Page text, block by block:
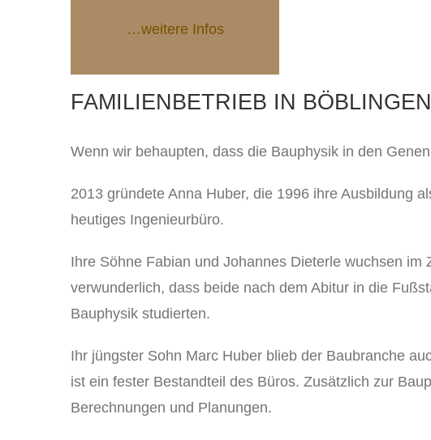
…weitere Infos
FAMILIENBETRIEB IN BÖBLINGEN
Wenn wir behaupten, dass die Bauphysik in den
2013 gründete Anna Huber, die 1996 ihre Ausbildung
heutiges Ingenieurbüro.
Ihre Söhne Fabian und Johannes Dieterle wuchsen
verwunderlich, dass beide nach dem Abitur in die
Bauphysik studierten.
Ihr jüngster Sohn Marc Huber blieb der Baubranche
ist ein fester Bestandteil des Büros. Zusätzlich zur
Berechnungen und Planungen.